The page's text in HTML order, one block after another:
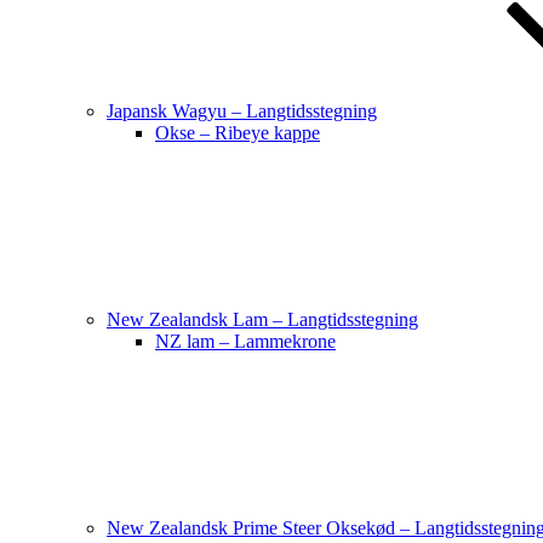
Japansk Wagyu – Langtidsstegning
Okse – Ribeye kappe
New Zealandsk Lam – Langtidsstegning
NZ lam – Lammekrone
New Zealandsk Prime Steer Oksekød –